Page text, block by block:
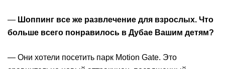
— Шоппинг все же развлечение для взрослых. Что
больше всего понравилось в Дубае Вашим детям?
— Они хотели посетить парк Motion Gate. Это